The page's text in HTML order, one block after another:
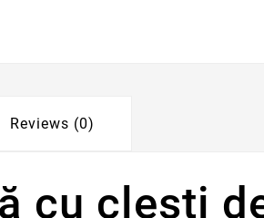
Reviews (0)
cu cleşti